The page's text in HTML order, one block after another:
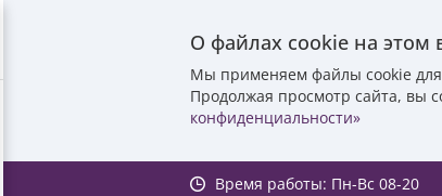
О файлах cookie на этом
Мы применяем файлы cookie
Продолжая просмотр сайта, вы
конфиденциальности»
Время работы: Пн-Вс 08-20